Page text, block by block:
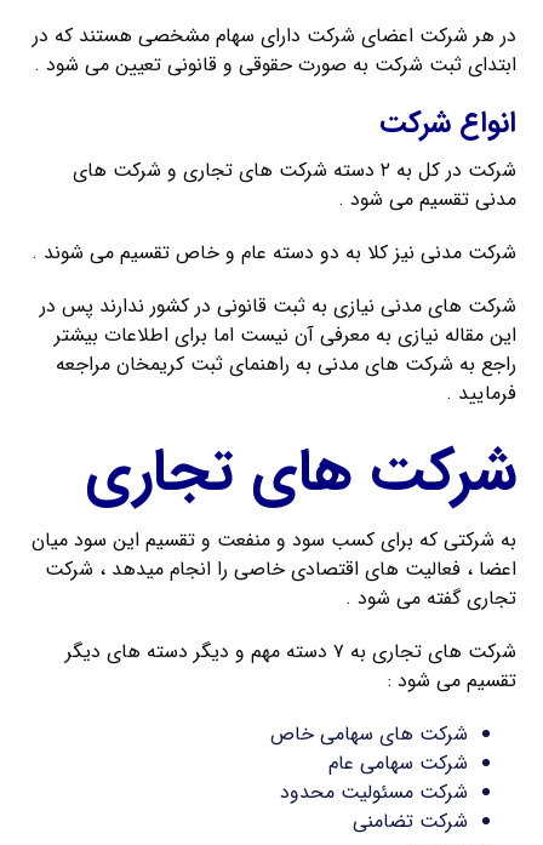
در هر شرکت اعضای شرکت دارای سهام مشخصی هستند که در
ابتدای ثبت شرکت به صورت حقوقی و قانونی تعیین می شود .
انواع شرکت
شرکت در کل به ۲ دسته شرکت های تجاری و شرکت های
مدنی تقسیم می شود .
شرکت مدنی نیز کلا به دو دسته عام و خاص تقسیم می شوند .
شرکت های مدنی نیازی به ثبت قانونی در کشور ندارند پس در
این مقاله نیازی به معرفی آن نیست اما برای اطلاعات بیشتر
راجع به شرکت های مدنی به راهنمای ثبت کریمخان مراجعه
فرمایید .
شرکت های تجاری
به شرکتی که برای کسب سود و منفعت و تقسیم این سود میان
اعضا ، فعالیت های اقتصادی خاصی را انجام میدهد ، شرکت
تجاری گفته می شود .
شرکت های تجاری به ۷ دسته مهم و دیگر دسته های دیگر
تقسیم می شود :
شرکت های سهامی خاص
شرکت سهامی عام
شرکت مسئولیت محدود
شرکت تضامنی